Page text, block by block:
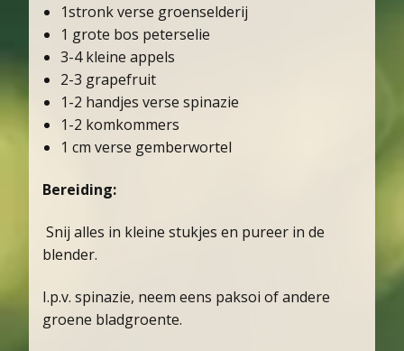
1stronk verse groenselderij
1 grote bos peterselie
3-4 kleine appels
2-3 grapefruit
1-2 handjes verse spinazie
1-2 komkommers
1 cm verse gemberwortel
Bereiding:
Snij alles in kleine stukjes en pureer in de
blender.
I.p.v. spinazie, neem eens paksoi of andere
groene bladgroente.